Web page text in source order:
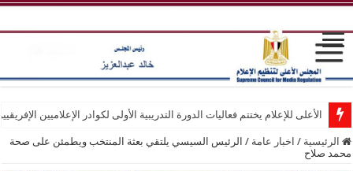
الأعلى للإعلام يختتم فعاليات الدورة التدريبية الأولى لكوادر الإعلاميين
الرئيسية / اخبار عامة / الرئيس السيسي يلتقي بعثة المنتخب ويطمئن على صحة
محمد صلاح